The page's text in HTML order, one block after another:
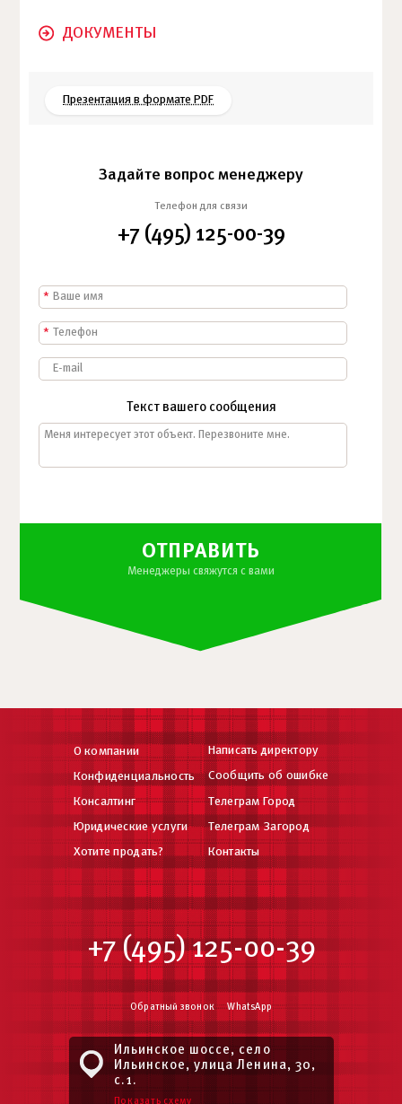
ДОКУМЕНТЫ
Презентация в формате PDF
Задайте вопрос менеджеру
Телефон для связи
+7 (495) 125-00-39
*
*
Текст вашего сообщения
ОТПРАВИТЬ
Менеджеры свяжутся с вами
О компании
Конфиденциальность
Консалтинг
Юридические услуги
Хотите продать?
Написать директору
Сообщить об ошибке
Телеграм Город
Телеграм Загород
Контакты
+7 (495) 125-00-39
Обратный звонок WhatsApp
Ильинское шоссе, село
Ильинское, улица Ленина, 30,
с.1.
Показать схему